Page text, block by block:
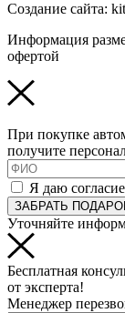
Создание сайта:
Информация
офертой
При покупке
получите
Я даю
ЗАБРАТЬ
Уточняйте
Бесплатная
от эксперта!
Менеджер